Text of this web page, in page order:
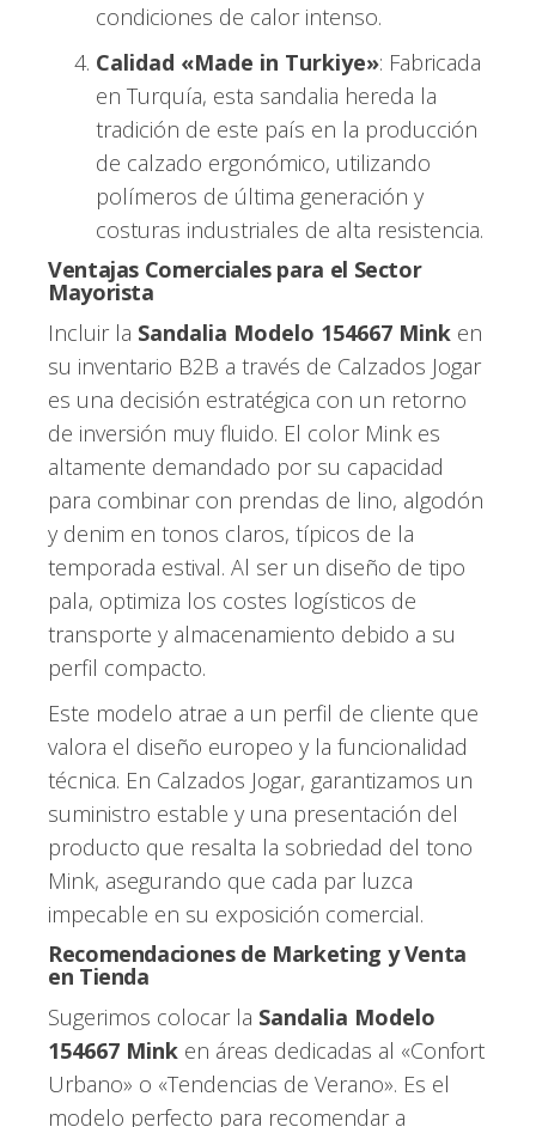
condiciones de calor intenso.
Calidad «Made in Turkiye»: Fabricada
en Turquía, esta sandalia hereda la
tradición de este país en la producción
de calzado ergonómico, utilizando
polímeros de última generación y
costuras industriales de alta resistencia.
Ventajas Comerciales para el Sector
Mayorista
Incluir la Sandalia Modelo 154667 Mink en
su inventario B2B a través de Calzados Jogar
es una decisión estratégica con un retorno
de inversión muy fluido. El color Mink es
altamente demandado por su capacidad
para combinar con prendas de lino, algodón
y denim en tonos claros, típicos de la
temporada estival. Al ser un diseño de tipo
pala, optimiza los costes logísticos de
transporte y almacenamiento debido a su
perfil compacto.
Este modelo atrae a un perfil de cliente que
valora el diseño europeo y la funcionalidad
técnica. En Calzados Jogar, garantizamos un
suministro estable y una presentación del
producto que resalta la sobriedad del tono
Mink, asegurando que cada par luzca
impecable en su exposición comercial.
Recomendaciones de Marketing y Venta
en Tienda
Sugerimos colocar la Sandalia Modelo
154667 Mink en áreas dedicadas al «Confort
Urbano» o «Tendencias de Verano». Es el
modelo perfecto para recomendar a